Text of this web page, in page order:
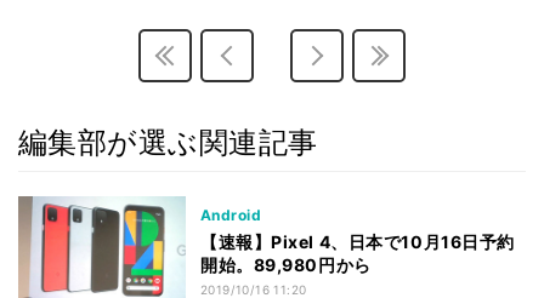
編集部が選ぶ関連記事
Android
【速報】Pixel 4、日本で10月16日予約
開始。89,980円から
2019/10/16 11:20